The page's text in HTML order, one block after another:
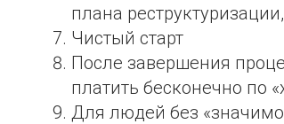
плана
Чистый старт
После завершения
платить бесконечно по
Для людей без